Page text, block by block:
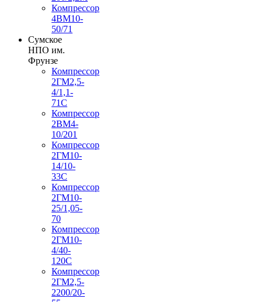
Компрессор
4ВМ10-
50/71
Сумское
НПО им.
Фрунзе
Компрессор
2ГМ2,5-
4/1,1-
71С
Компрессор
2ВМ4-
10/201
Компрессор
2ГМ10-
14/10-
33С
Компрессор
2ГМ10-
25/1,05-
70
Компрессор
2ГМ10-
4/40-
120С
Компрессор
2ГМ2,5-
2200/20-